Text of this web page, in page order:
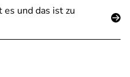
und das ist zu